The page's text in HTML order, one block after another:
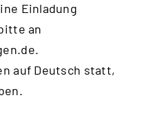
Einladung
an
.
auf Deutsch statt,